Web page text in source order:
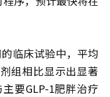
临床试验中，平均
组相比显示出显著
要GLP-1肥胖治疗